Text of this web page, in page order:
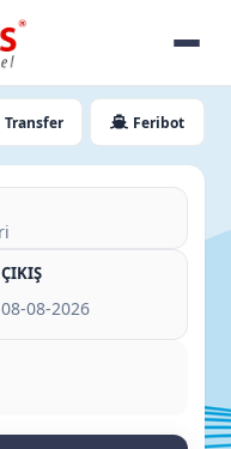
Transfer Feribot
ÇIKIŞ